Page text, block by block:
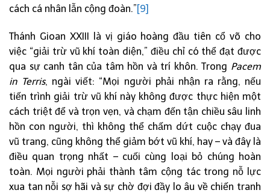
cách cá nhân lẫn cộng đoàn.”[9]
Thánh Gioan XXIII là vị giáo hoàng đầu tiên cổ võ cho
việc “giải trừ vũ khí toàn diện,” điều chỉ có thể đạt được
qua sự canh tân của tâm hồn và trí khôn. Trong Pacem
in Terris, ngài viết: “Mọi người phải nhận ra rằng, nếu
tiến trình giải trừ vũ khí này không được thực hiện một
cách triệt để và trọn vẹn, và chạm đến tận chiều sâu linh
hồn con người, thì không thể chấm dứt cuộc chạy đua
vũ trang, cũng không thể giảm bớt vũ khí, hay – và đây là
điều quan trọng nhất – cuối cùng loại bỏ chúng hoàn
toàn. Mọi người phải thành tâm cộng tác trong nỗ lực
xua tan nỗi sợ hãi và sự chờ đợi đầy lo âu về chiến tranh